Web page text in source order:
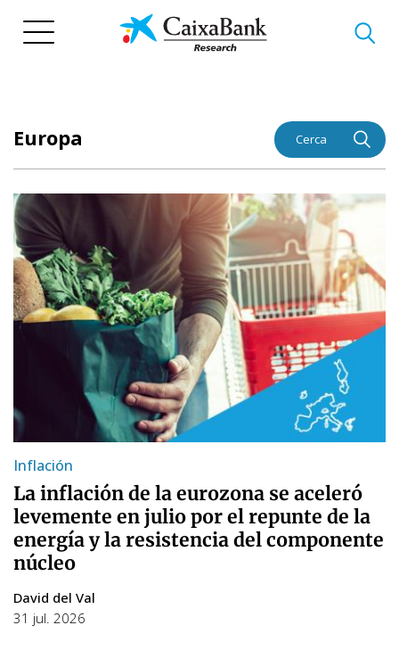
Europa Cerca
Inflación
La inflación de la eurozona se aceleró
levemente en julio por el repunte de la
energía y la resistencia del componente
núcleo
David del Val
31 jul. 2026